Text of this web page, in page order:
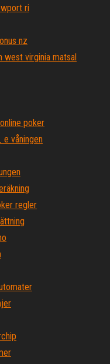
ri
nz
west virginia matsal
poker
våningen
regler